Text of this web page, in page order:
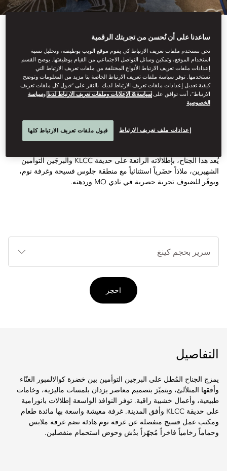
اطّلع على كل الغرف
جناح بإطلالة على البرجَين
التوأم
يُعد هذا الجناح، بإطلالاته الرائعة على حديقة KLCC والبرجَين التوأمين
الشهيرين، ملاذاً حضَرياً استثنائياً مع منطقة جلوس فسيحة وغرفة نوم،
ويوفّر للضيوف تجربة حصرية في نادي MO وردهته.
احجز
التفاصيل
يمزج الجناح المُطل على البرجين التوأمين بين خضرة كوالالمبور الغنّاء
وأفقها المتلألئ، ويتميّز بتصميم معاصر يزدان بلمسات ماليزية، وخامات
طبيعية، وأعمال خشبية راقية. توفر النوافذ الواسعة إطلالات بانورامية
على حديقة KLCC وأفق المدينة. غرفة معيشة واسعة بها مائدة طعام
ومكتب عمل فسيح منفصلة عن غرفة نوم هادئة تضم غرفة ملابس
وحماماً رخامياً فاخراً مُجهّزاً بدُش وحوض استحمام منفصلين.
ساعدنا على أن نُحسن من تجربتك الرقمية
نحن نستخدم ملفات تعريف الارتباط كي يقوم موقع الويب بوظيفته، وتحليل نسبة
استخدام الموقع، وتمكين وسائل التواصل الاجتماعي من القيام بوظيفتها. يوضح القسم
إعدادات ملفات تعريف الارتباط الأنواع المختلفة من ملفات تعريف الارتباط التي
نستخدمها. توفر سياسة ملفات تعريف الارتباط الخاصة بنا مزيد من المعلومات وتوضح
كيفية تعديل إعدادات ملفات تعريف الارتباط لديك. بالنقر على “قبول كل ملفات تعريف
الارتباط”، أنت توافق علىسياسة& الإعلانات وملفات تعريف الارتباط لدينا وسياسة
الخصوصية
إعدادات ملف تعريف الارتباط قبول ملفات تعريف الارتباط كلها